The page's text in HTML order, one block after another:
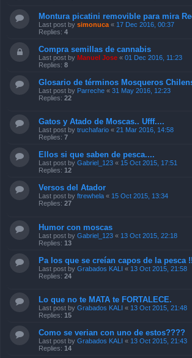
Montura picatini removible para mira
Last post by simonuca « 17 Dec 2016, 00:37
Replies: 4
Compra semillas de cannabis
Last post by Manuel Jose « 01 Dec 2016, 11:23
Replies: 8
Glosario de términos Mosqueros
Last post by Parreche « 31 May 2016, 12:23
Replies: 22
Gatos y Atado de Moscas.. Ufff....
Last post by truchafario « 21 Mar 2016, 14:58
Replies: 7
Ellos si que saben de pesca....
Last post by Gabriel_123 « 15 Oct 2015, 17:51
Replies: 12
Versos del Atador
Last post by ftrewhela « 15 Oct 2015, 13:34
Replies: 27
Humor con moscas
Last post by Gabriel_123 « 13 Oct 2015, 22:18
Replies: 13
Pa los que se creían capos de la pesca
Last post by Grabados KALI « 13 Oct 2015, 21:58
Replies: 24
Lo que no te MATA te FORTALECE.
Last post by Grabados KALI « 13 Oct 2015, 21:48
Replies: 15
Como se verian con uno de estos????
Last post by Grabados KALI « 13 Oct 2015, 21:43
Replies: 14